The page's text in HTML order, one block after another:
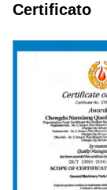
Certificato